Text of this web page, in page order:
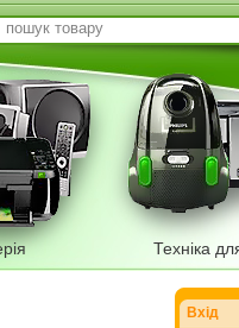
Техніка
Вхід